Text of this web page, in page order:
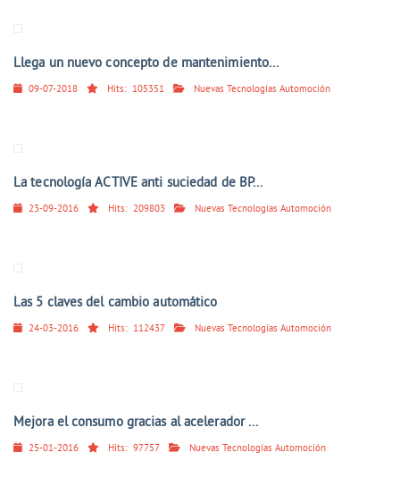
Llega un nuevo concepto de mantenimiento...
09-07-2018 Hits: 105351 Nuevas Tecnologías Automoción
La tecnología ACTIVE anti suciedad de BP...
23-09-2016 Hits: 209803 Nuevas Tecnologías Automoción
Las 5 claves del cambio automático
24-03-2016 Hits: 112437 Nuevas Tecnologías Automoción
Mejora el consumo gracias al acelerador ...
25-01-2016 Hits: 97757 Nuevas Tecnologías Automoción